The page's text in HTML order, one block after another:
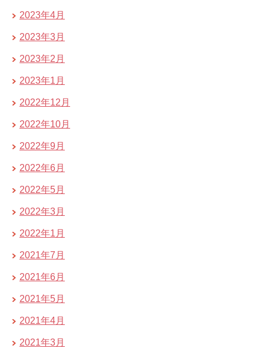
2023年4月
2023年3月
2023年2月
2023年1月
2022年12月
2022年10月
2022年9月
2022年6月
2022年5月
2022年3月
2022年1月
2021年7月
2021年6月
2021年5月
2021年4月
2021年3月